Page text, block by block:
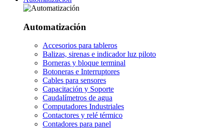
Automatización
Accesorios para tableros
Balizas, sirenas e indicador luz piloto
Borneras y bloque terminal
Botoneras e Interruptores
Cables para sensores
Capacitación y Soporte
Caudalímetros de agua
Computadores Industriales
Contactores y relé térmico
Contadores para panel